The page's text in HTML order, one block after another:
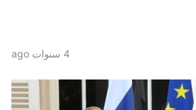
4 سنوات ago